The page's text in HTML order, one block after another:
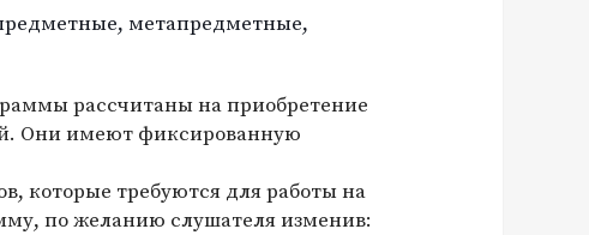
метапредметные,
рассчитаны на приобретение
Они имеют фиксированную
которые требуются для работы на
по желанию слушателя изменив: